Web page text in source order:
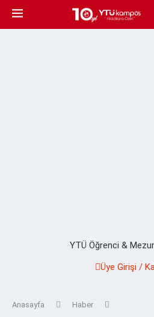
YTÜ Öğrenci &
Üye Girişi /
Anasayfa Haber